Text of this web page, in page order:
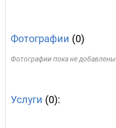
Фотографии (0)
Фотографии пока не добавлены
Услуги (0):